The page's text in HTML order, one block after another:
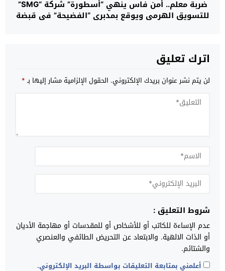
ضربة معلم.. أمن فاس ينهي “أسطورة” شركة “SMG”
للتسويق الهرمي ويوقع بمدبري “الفضيحة” في قبضة
اترك تعليق
لن يتم نشر عنوان بريدك الإلكتروني. الحقول الإلزامية مشار إليها بـ*
شروط التعليق :
عدم الإساءة للكاتب أو للأشخاص أو للمقدسات أو مهاجمة الأديان
أو الذات الالهية. والابتعاد عن التحريض الطائفي والعنصري
والشتائم.
أعلمني بمتابعة التعليقات بواسطة البريد الإلكتروني.